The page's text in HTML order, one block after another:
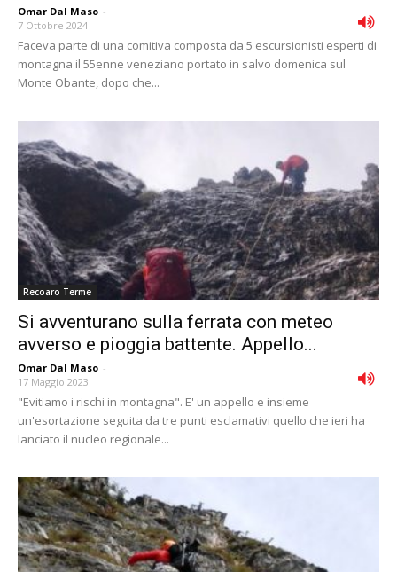
Omar Dal Maso -
7 Ottobre 2024
Faceva parte di una comitiva composta da 5 escursionisti esperti di
montagna il 55enne veneziano portato in salvo domenica sul
Monte Obante, dopo che...
Recoaro Terme
Si avventurano sulla ferrata con meteo
avverso e pioggia battente. Appello...
Omar Dal Maso -
17 Maggio 2023
"Evitiamo i rischi in montagna". E' un appello e insieme
un'esortazione seguita da tre punti esclamativi quello che ieri ha
lanciato il nucleo regionale...